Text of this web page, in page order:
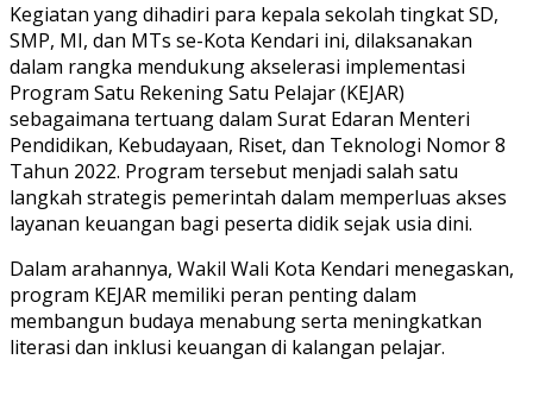
Kegiatan yang dihadiri para kepala sekolah tingkat SD,
SMP, MI, dan MTs se-Kota Kendari ini, dilaksanakan
dalam rangka mendukung akselerasi implementasi
Program Satu Rekening Satu Pelajar (KEJAR)
sebagaimana tertuang dalam Surat Edaran Menteri
Pendidikan, Kebudayaan, Riset, dan Teknologi Nomor 8
Tahun 2022. Program tersebut menjadi salah satu
langkah strategis pemerintah dalam memperluas akses
layanan keuangan bagi peserta didik sejak usia dini.
Dalam arahannya, Wakil Wali Kota Kendari menegaskan,
program KEJAR memiliki peran penting dalam
membangun budaya menabung serta meningkatkan
literasi dan inklusi keuangan di kalangan pelajar.